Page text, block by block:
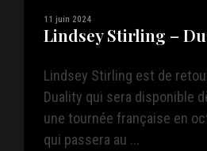
11 juin 2024
Lindsey Stirling –
Lindsey Stirling est de
Duality qui sera disponible
une tournée française en
qui passera au ...